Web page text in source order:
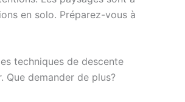
en solo. Préparez-vous à
techniques de descente
demander de plus?